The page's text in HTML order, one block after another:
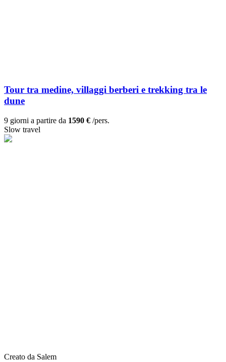
Tour tra medine, villaggi berberi e trekking tra le
dune
9 giorni a partire da 1590 € /pers.
Slow travel
Creato da Salem